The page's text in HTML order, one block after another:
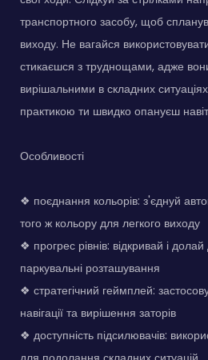
транспортного засобу, щоб
виходу. Не вагайся
стикаєшся з труднощами, адже
вирішальними в складних
практикою ти швидко опануєш
Особливості
❖ поєднання кольорів: з'єднуй
того ж кольору для легкого виходу
❖ прогрес рівнів: відкривай і долай
паркувальні розташування
❖ стратегічний геймплей:
навігації та вирішення заторів
❖ доступність підсилювачів: